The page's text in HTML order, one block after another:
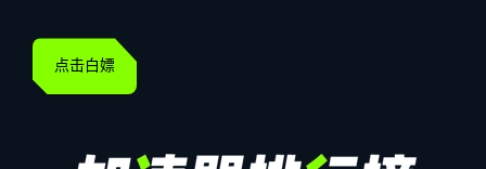
点击白嫖